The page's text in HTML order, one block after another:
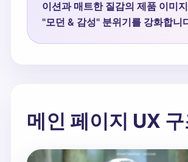
이션과 매트한 질감의 제품 이미
"모던 & 감성" 분위기를 강화합니
메인 페이지 UX